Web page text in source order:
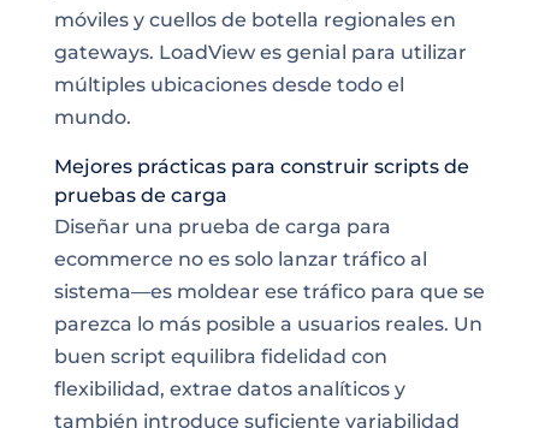
móviles y cuellos de botella regionales en
gateways. LoadView es genial para utilizar
múltiples ubicaciones desde todo el
mundo.
Mejores prácticas para construir scripts de
pruebas de carga
Diseñar una prueba de carga para
ecommerce no es solo lanzar tráfico al
sistema—es moldear ese tráfico para que se
parezca lo más posible a usuarios reales. Un
buen script equilibra fidelidad con
flexibilidad, extrae datos analíticos y
también introduce suficiente variabilidad